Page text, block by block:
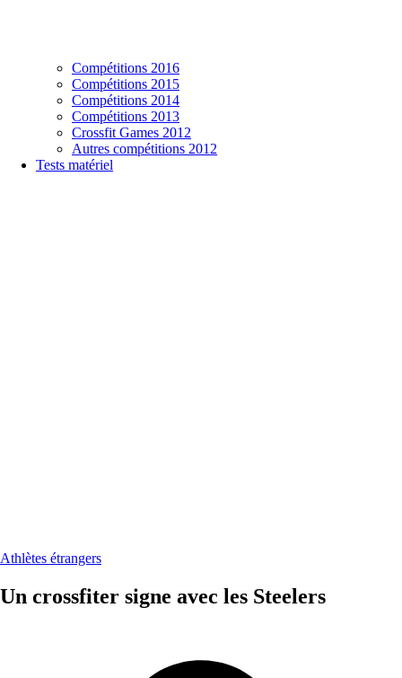
Compétitions 2016
Compétitions 2015
Compétitions 2014
Compétitions 2013
Crossfit Games 2012
Autres compétitions 2012
Tests matériel
Athlètes étrangers
Un crossfiter signe avec les Steelers